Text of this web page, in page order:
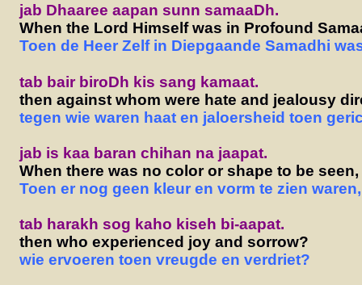
jab Dhaaree aapan sunn samaaDh.
When the Lord Himself was in Profound
Toen de Heer Zelf in Diepgaande Samadhi
tab bair biroDh kis sang kamaat.
then against whom were hate and jealousy
tegen wie waren haat en jaloersheid toen
jab is kaa baran chihan na jaapat.
When there was no color or shape to be seen,
Toen er nog geen kleur en vorm te zien waren,
tab harakh sog kaho kiseh bi-aapat.
then who experienced joy and sorrow?
wie ervoeren toen vreugde en verdriet?